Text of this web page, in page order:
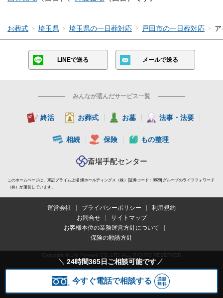
等、修正が必要な際には、こちら
からお知らせくださ
お葬式 埼玉県 埼玉県の一日葬対応 戸田市の一日葬対応
24時間365日ご相談可能です
今すぐ電話で相談する
LINEで送る メールで送る
みんなが選んだサービス一覧
終活 お葬式 お墓 法事・法要
相続 保険 もの整理
斎場手配センター
このホームページは、東証プライム上場 燦ホールディングス（株）[証券コード：9628] グループのライフフォワード
（株）が運営しています。
運営会社 プライバシーポリシー
利用規約
お問合せ
サイトマップ
お客様本位の業務運営方針について
保険の勧誘方針
Copyright © Life Forward CO.,LTD. ALL RIGHTS RESERVED